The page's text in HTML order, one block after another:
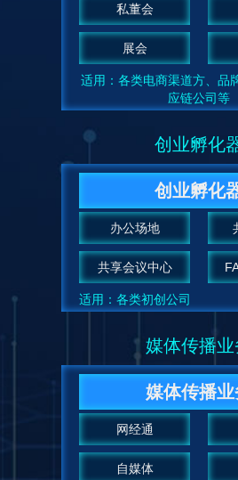
私董会
展会
适用：各类电商渠道方、品
应链公司等
创业孵化
创业孵化
办公场地
共享会议中心
适用：各类初创公司
媒体传播业
媒体传播业
网经通
自媒体